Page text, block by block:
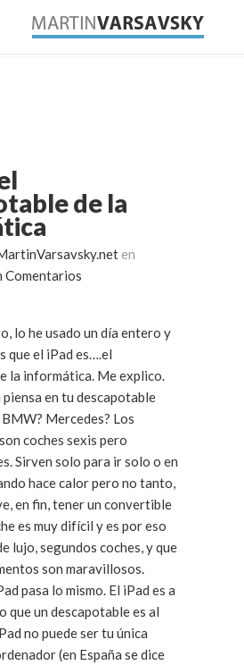
de la
en
Comentarios
lo he usado un día entero y
que el iPad es….el
Me explico.
piensa en tu descapotable
coches sexis pero
o en
hace calor pero no tanto,
en fin, tener un convertible
es muy difícil y es por eso
lujo, segundos coches, y que
son maravillosos.
lo mismo. El iPad es a
que un descapotable es al
(en España se dice